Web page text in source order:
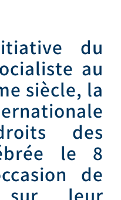
du
au
siècle, la
des
le 8
de